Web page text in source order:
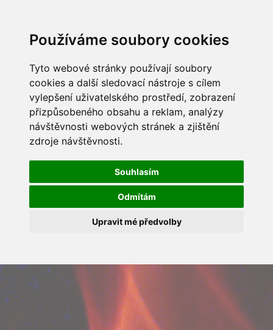
Používáme soubory cookies
Tyto webové stránky používají soubory
cookies a další sledovací nástroje s cílem
vylepšení uživatelského prostředí, zobrazení
přizpůsobeného obsahu a reklam, analýzy
návštěvnosti webových stránek a zjištění
zdroje návštěvnosti.
Souhlasím
Odmítám
Upravit mé předvolby